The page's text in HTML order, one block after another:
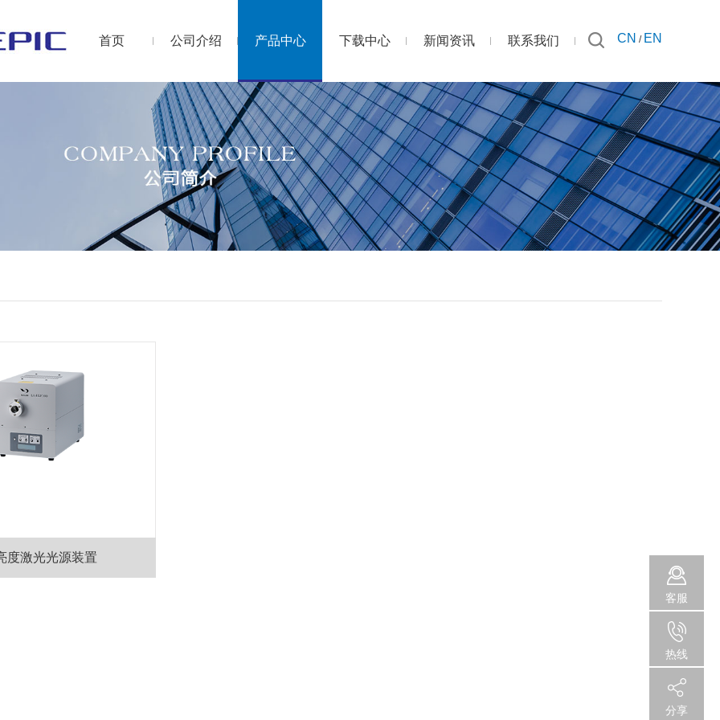
客服
热线
分享
CN / EN
首页 公司介绍 产品中心 下载中心 新闻资讯 联系我们
度激光光源装置